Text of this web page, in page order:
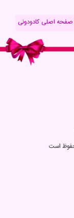
صفحه اصلی کادودونی